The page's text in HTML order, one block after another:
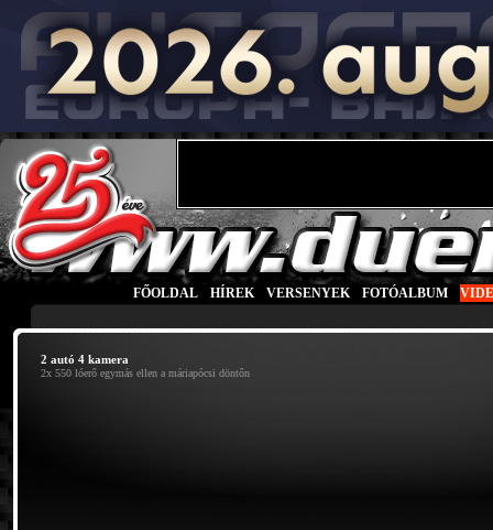
FŐOLDAL HÍREK VERSENYEK FOTÓALBUM
2 autó 4 kamera
2x 550 lóerő egymás ellen a máriapócsi döntőn